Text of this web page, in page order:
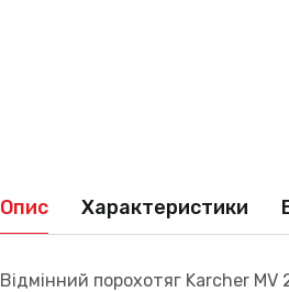
Опис Характеристики
Відмінний порохотяг Karcher